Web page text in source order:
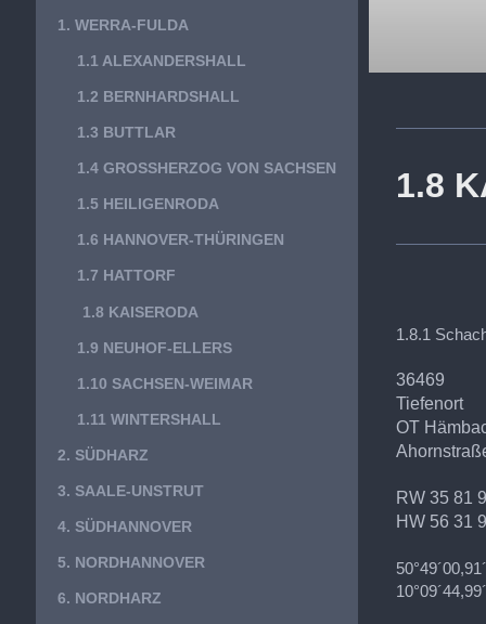
1.8
1.8.1
36469
Tiefenort
OT
RW 35 81
HW 56 31
1. WERRA-FULDA
1.1 ALEXANDERSHALL
1.2 BERNHARDSHALL
1.3 BUTTLAR
1.4 GROSSHERZOG VON SACHSEN
1.5 HEILIGENRODA
1.6 HANNOVER-THÜRINGEN
1.7 HATTORF
1.8 KAISERODA
1.9 NEUHOF-ELLERS
1.10 SACHSEN-WEIMAR
1.11 WINTERSHALL
2. SÜDHARZ
3. SAALE-UNSTRUT
4. SÜDHANNOVER
5. NORDHANNOVER
6. NORDHARZ